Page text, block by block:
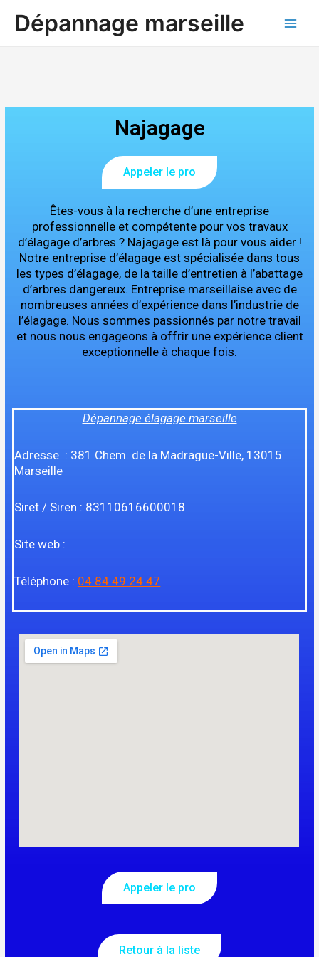
Dépannage marseille
Najagage
Appeler le pro
Êtes-vous à la recherche d’une entreprise
professionnelle et compétente pour vos travaux
d’élagage d’arbres ? Najagage est là pour vous aider !
Notre entreprise d’élagage est spécialisée dans tous
les types d’élagage, de la taille d’entretien à l’abattage
d’arbres dangereux. Entreprise marseillaise avec de
nombreuses années d’expérience dans l’industrie de
l’élagage. Nous sommes passionnés par notre travail
et nous nous engageons à offrir une expérience client
exceptionnelle à chaque fois.
Dépannage élagage marseille
Adresse : 381 Chem. de la Madrague-Ville, 13015
Marseille
Siret / Siren : 83110616600018
Site web :
Téléphone : 04 84 49 24 47
Appeler le pro
Retour à la liste